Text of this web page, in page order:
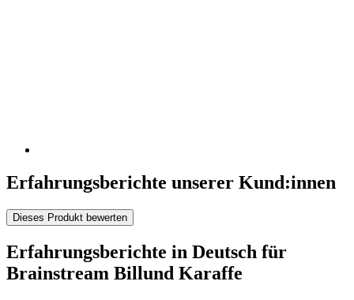
Erfahrungsberichte unserer Kund:innen
Dieses Produkt bewerten
Erfahrungsberichte in Deutsch für
Brainstream Billund Karaffe